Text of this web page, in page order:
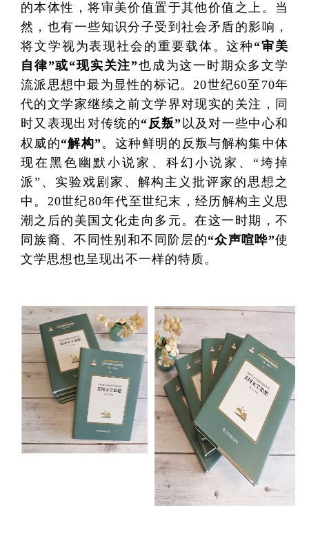
的本体性，将审美价值置于其他价值之上。当
然，也有一些知识分子受到社会矛盾的影响，
将文学视为表现社会的重要载体。这种 “审美
自律”或“现实关注”也成为这一时期众多文学
流派思想中最为显性的标记。20世纪60至70年
代的文学家继续之前文学界对现实的关注，同
时又表现出对传统的“反叛”以及对一些中心和
权威的“解构”。这种鲜明的反叛与解构集中体
现在黑色幽默小说家、科幻小说家、“垮掉
派”、实验戏剧家、解构主义批评家的思想之
中。20世纪80年代至世纪末，经历解构主义思
潮之后的美国文化走向多元。在这一时期，不
同族裔、不同性别和不同阶层的“众声喧哗”使
文学思想也呈现出不一样的特质。